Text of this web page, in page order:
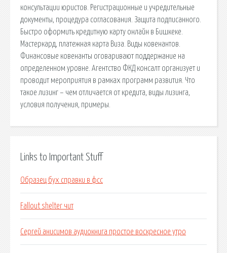
консультации юристов. Регистрационные и учредительные
документы, процедура согласования. Защита подписанного.
Быстро оформить кредитную карту онлайн в Бишкеке.
Мастеркард, платежная карта Виза. Виды ковенантов.
Финансовые ковенанты оговаривают поддержание на
определенном уровне. Агентство ФКД консалт организует и
проводит мероприятия в рамках программ развития. Что
такое лизинг – чем отличается от кредита, виды лизинга,
условия получения, примеры.
Links to Important Stuff
Образец бух справки в фсс
Fallout shelter чит
Сергей анисимов аудиокнига простое воскресное утро